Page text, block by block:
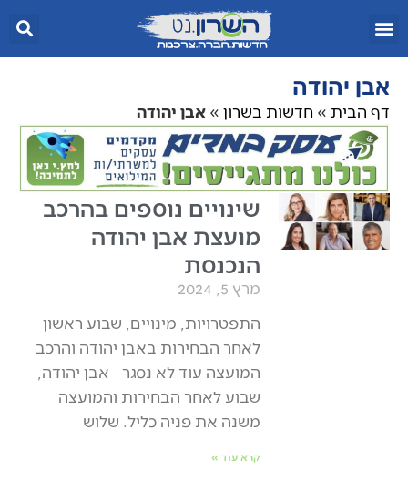
אבן יהודה
דף הבית » חדשות בשרון » אבן יהודה
שינויים נוספים בהרכב
מועצת אבן יהודה
הנכנסת
מרץ 5, 2024
התפטרויות, מינויים, שבוע ראשון
לאחר הבחירות באבן יהודה והרכב
המועצה עוד לא נסגר אבן יהודה,
שבוע לאחר הבחירות והמועצה
משנה את פניה כליל. שלוש
קרא עוד »